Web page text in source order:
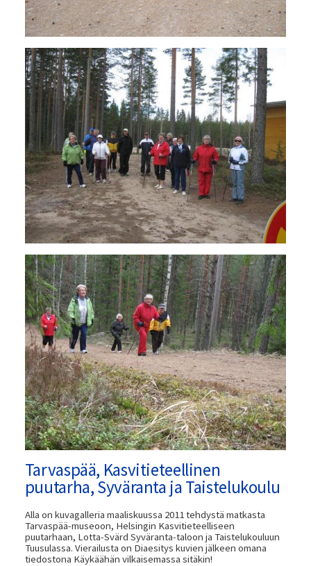
Tarvaspää, Kasvitieteellinen
puutarha, Syväranta ja Taistelukoulu
Alla on kuvagalleria maaliskuussa 2011 tehdystä matkasta
Tarvaspää-museoon, Helsingin Kasvitieteelliseen
puutarhaan, Lotta-Svärd Syväranta-taloon ja Taistelukouluun
Tuusulassa. Vierailusta on Diaesitys kuvien jälkeen omana
tiedostona Käykäähän vilkaisemassa sitäkin!